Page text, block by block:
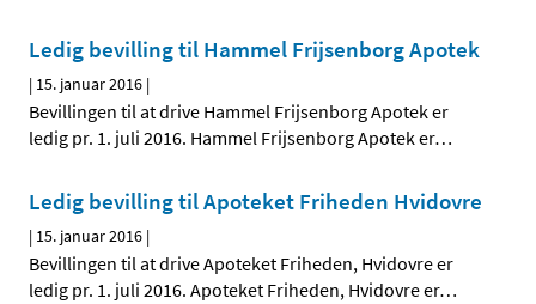
Ledig bevilling til Hammel Frijsenborg Apotek
| 15. januar 2016 |
Bevillingen til at drive Hammel Frijsenborg Apotek er
ledig pr. 1. juli 2016. Hammel Frijsenborg Apotek er…
Ledig bevilling til Apoteket Friheden Hvidovre
| 15. januar 2016 |
Bevillingen til at drive Apoteket Friheden, Hvidovre er
ledig pr. 1. juli 2016. Apoteket Friheden, Hvidovre er…